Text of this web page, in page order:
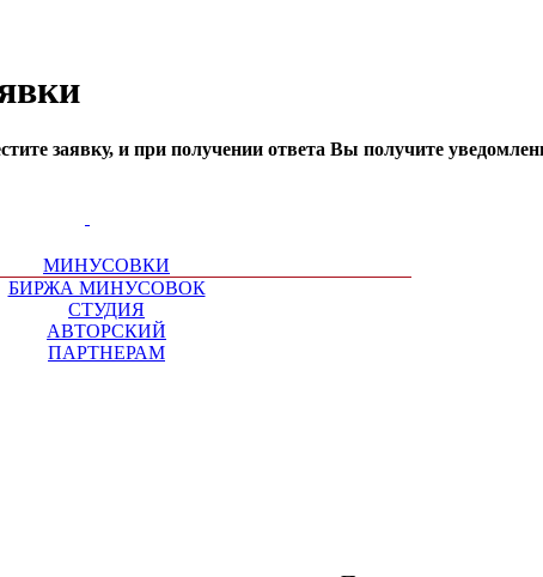
заявку, и при получении ответа Вы получите
МИНУСОВКИ
БИРЖА МИНУСОВОК
СТУДИЯ
АВТОРСКИЙ
ПАРТНЕРАМ